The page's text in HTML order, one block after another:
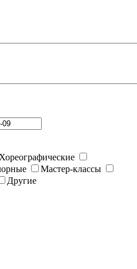
Хореографические
Мастер-классы
Другие